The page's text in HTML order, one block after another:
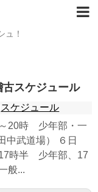
ュ！
スケジュール
スケジュール
20時 少年部・一
中武道場） ６日
17時半 少年部、17
般...